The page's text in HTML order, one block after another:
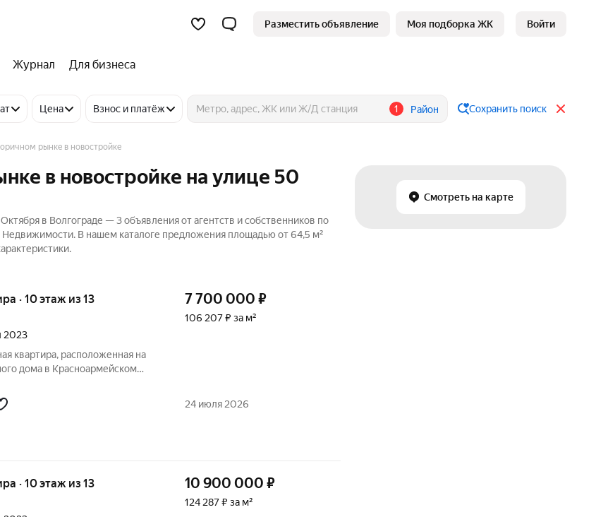
Разместить объявление Моя подборка ЖК Войти
Журнал Для бизнеса
Цена Взнос и платёж 1 Район Сохранить поиск
Смотреть на карте
рынке в новостройке
в новостройке на улице 50
в Волгограде — 3 объявления от агентств и собственников по
В нашем каталоге предложения площадью от 64,5 м²
· 10 этаж из 13
2023
квартира, расположенная на
дома в Красноармейском
7 700 000 ₽
106 207 ₽ за м²
24 июля 2026
· 10 этаж из 13 10 900 000 ₽
124 287 ₽ за м²